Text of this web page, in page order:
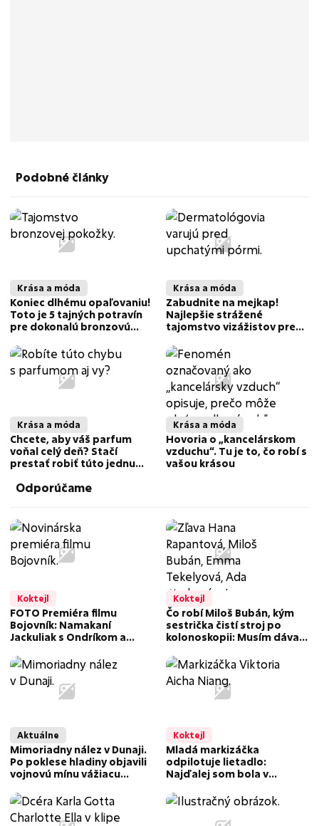
Podobné články
Krása a móda
Koniec dlhému opaľovaniu!
Toto je 5 tajných potravín
pre dokonalú bronzovú
Krása a móda
Zabudnite na mejkap!
Najlepšie strážené
tajomstvo vizážistov pre
Krása a móda
Chcete, aby váš parfum
voňal celý deň? Stačí
prestať robiť túto jednu
Krása a móda
Hovoria o „kancelárskom
vzduchu“. Tu je to, čo robí s
vašou krásou
Odporúčame
Koktejl
FOTO Premiéra filmu
Bojovník: Namakaní
Jackuliak s Ondríkom a
drsnými chlapmi!
Koktejl
Čo robí Miloš Bubán, kým
sestrička čistí stroj po
kolonoskopii: Musím dávať
Aktuálne
Mimoriadny nález v Dunaji.
Po poklese hladiny objavili
vojnovú mínu vážiacu
Koktejl
Mladá markizáčka
odpilotuje lietadlo:
Najďalej som bola v
Hvar!